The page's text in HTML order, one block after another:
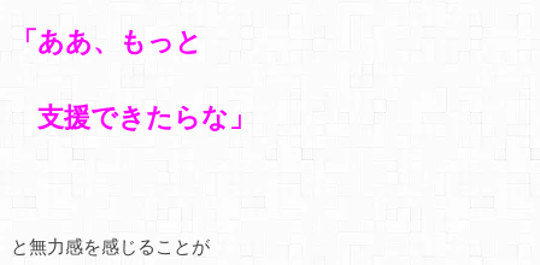
「ああ、もっと
支援できたらな」
と無力感を感じることが